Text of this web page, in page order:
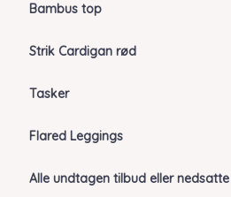
Bambus top
Strik Cardigan rød
Tasker
Flared Leggings
Alle undtagen tilbud eller nedsatte